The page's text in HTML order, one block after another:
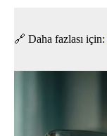
🔗 Daha fazlası için: